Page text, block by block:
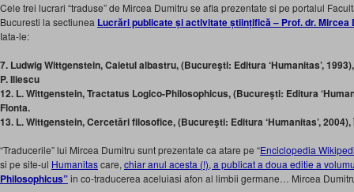
Cele trei lucrari “traduse” de Mircea Dumitru se afla prezentate si pe portalul
Bucuresti la sectiunea Lucrări publicate și activitate științifică – Prof. dr. Mircea
Iata-le:
7. Ludwig Wittgenstein, Caietul albastru, (Bucureşti: Editura ‘Humanitas’,
P. Iliescu
12. L. Wittgenstein, Tractatus Logico-Philosophicus, (Bucureşti: Editura
Flonta.
13. L. Wittgenstein, Cercetări filosofice, (Bucureşti: Editura ‘Humanitas’,
“Traducerile” lui Mircea Dumitru sunt prezentate ca atare pe “Enciclopedia
si pe site-ul Humanitascare, chiar anul acesta (!), a publicat a doua editie a
Philosophicus”in co-traducerea aceluiasi afon al limbii germane… Mircea